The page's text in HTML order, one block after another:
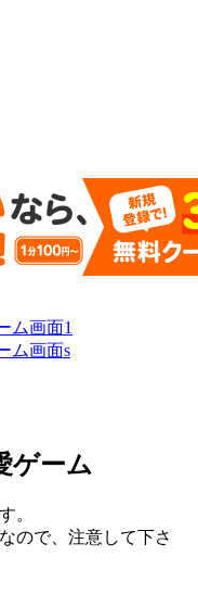
ゲーム
。
ので、注意して下さ